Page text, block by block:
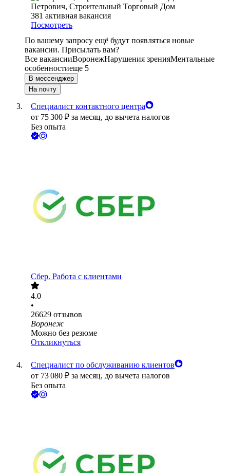
Петрович, Строительный Торговый Дом
381 активная вакансия
Посмотреть
По вашему запросу ещё будут появляться новые
вакансии. Присылать вам?
Все вакансииВоронежНарушения зренияМентальные
особенностиеще 5
В мессенджер
На почту
Специалист контактного центра
от 75 300 ₽ за месяц, до вычета налогов
Без опыта
Сбер. Работа с клиентами
4.0
•
26629 отзывов
Воронеж
Можно без резюме
Откликнуться
Специалист по обслуживанию клиентов
от 73 080 ₽ за месяц, до вычета налогов
Без опыта